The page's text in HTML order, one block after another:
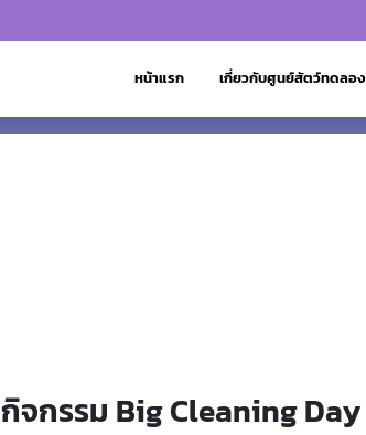
หน้าแรก เกี่ยวกับศูนย์สัตว์ทดลอง
กิจกรรม Big Cleaning Day